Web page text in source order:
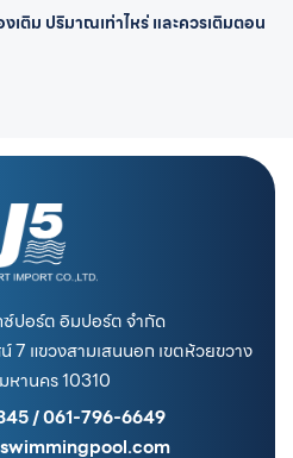
เติม ปริมาณเท่าไหร่ และควรเติมตอน
ซ์ปอร์ต อิมปอร์ต จำกัด
7 แขวงสามเสนนอก เขตห้วยขวาง
หานคร 10310
/ 061-796-6649